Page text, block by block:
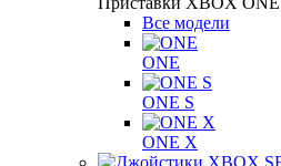
Все модели
ONE
ONE S
ONE X